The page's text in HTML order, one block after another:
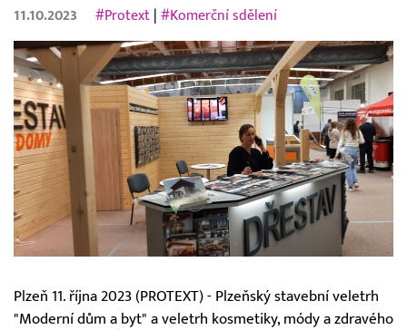
11.10.2023 #Protext |#Komerční sdělení
Plzeň 11. října 2023 (PROTEXT) - Plzeňský stavební veletrh
"Moderní dům a byt" a veletrh kosmetiky, módy a zdravého